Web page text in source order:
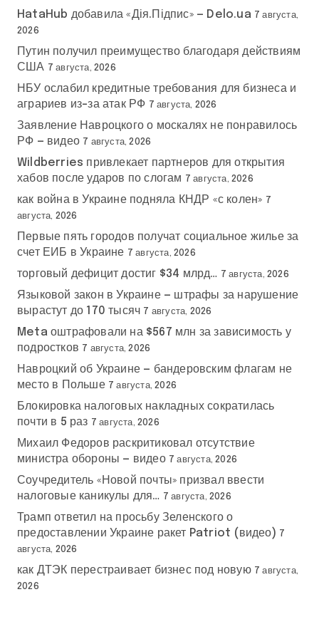
HataHub добавила «Дія.Підпис» — Delo.ua 7 августа,
2026
Путин получил преимущество благодаря действиям
США 7 августа, 2026
НБУ ослабил кредитные требования для бизнеса и
аграриев из-за атак РФ 7 августа, 2026
Заявление Навроцкого о москалях не понравилось
РФ — видео 7 августа, 2026
Wildberries привлекает партнеров для открытия
хабов после ударов по слогам 7 августа, 2026
как война в Украине подняла КНДР «с колен» 7
августа, 2026
Первые пять городов получат социальное жилье за
счет ЕИБ в Украине 7 августа, 2026
торговый дефицит достиг $34 млрд… 7 августа, 2026
Языковой закон в Украине — штрафы за нарушение
вырастут до 170 тысяч 7 августа, 2026
Meta оштрафовали на $567 млн за зависимость у
подростков 7 августа, 2026
Навроцкий об Украине — бандеровским флагам не
место в Польше 7 августа, 2026
Блокировка налоговых накладных сократилась
почти в 5 раз 7 августа, 2026
Михаил Федоров раскритиковал отсутствие
министра обороны — видео 7 августа, 2026
Соучредитель «Новой почты» призвал ввести
налоговые каникулы для… 7 августа, 2026
Трамп ответил на просьбу Зеленского о
предоставлении Украине ракет Patriot (видео) 7
августа, 2026
как ДТЭК перестраивает бизнес под новую 7 августа,
2026